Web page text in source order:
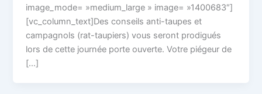
image_mode= »medium_large » image= »1400683″]
[vc_column_text]Des conseils anti-taupes et
campagnols (rat-taupiers) vous seront prodigués
lors de cette journée porte ouverte. Votre piégeur de
[…]